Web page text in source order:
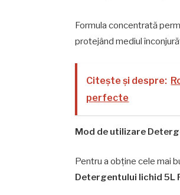
Formula concentrată
protejând mediul
Citește și despre:
perfecte
Mod de utilizare
Pentru a obține cele mai
Detergentului lichid 5L